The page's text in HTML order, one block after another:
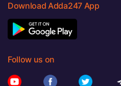
Download Adda247 App
Follow us on